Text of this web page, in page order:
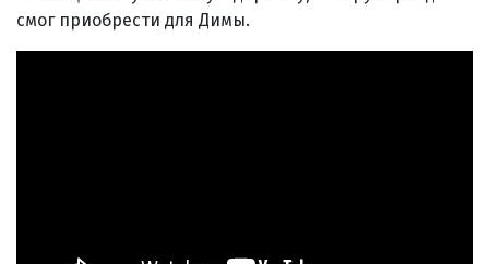
смог приобрести для Димы.